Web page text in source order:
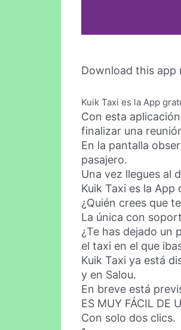
Download this app
Kuik Taxi es la App
Con esta
finalizar una
En la pantalla
pasajero.
Una vez llegues al
Kuik Taxi es la
¿Quién crees que
La única con
¿Te has dejado un
el taxi en el que
Kuik Taxi ya está
y en Salou.
En breve está
ES MUY FÁCIL DE
Con solo dos clics.